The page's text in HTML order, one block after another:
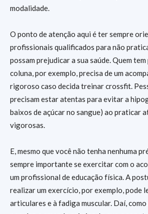
modalidade.
O ponto de atenção aqui é ter sempre
profissionais qualificados para não
possam prejudicar a sua saúde. Quem
coluna, por exemplo, precisa de um
rigoroso caso decida treinar crossfit.
precisam estar atentas para evitar a
baixos de açúcar no sangue) ao praticar
vigorosas.
E, mesmo que você não tenha nenhuma
sempre importante se exercitar com o
um profissional de educação física. A
realizar um exercício, por exemplo, pode
articulares e à fadiga muscular. Daí,